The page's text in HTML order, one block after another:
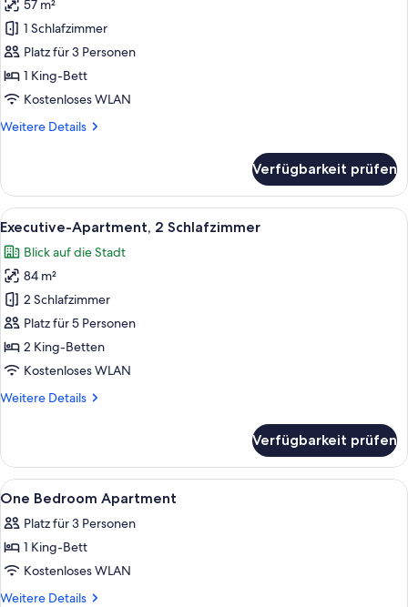
Executive-
Apartment,
1
Schlafzimmer
anzeigen
57 m²
1 Schlafzimmer
Platz für 3 Personen
1 King-Bett
Kostenloses WLAN
Weitere Details
Weitere
Apartment,
Schlafzimmer
Verfügbarkeit prüfen
Alle
Fotos
für
Executive-
Apartment,
2 Schlafzimmer
anzeigen
Ein modernes Wohnzimmer mit
9
Executive-Apartment, 2 Schlafzimmer
Blick auf die Stadt
84 m²
2 Schlafzimmer
Platz für 5 Personen
2 King-Betten
Kostenloses WLAN
Weitere Details
Weitere
Apartment,
2 Schlafzimmer
Verfügbarkeit prüfen
Alle
Fotos
für
One
Bedroom
Apartment
3
One Bedroom Apartment
Platz für 3 Personen
1 King-Bett
Kostenloses WLAN
Weitere Details
Weitere